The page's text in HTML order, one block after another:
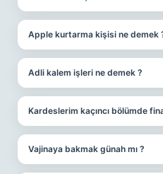
Apple kurtarma kişisi ne demek
Adli kalem işleri ne demek ?
Kardeslerim kaçıncı bölümde
Vajinaya bakmak günah mı ?